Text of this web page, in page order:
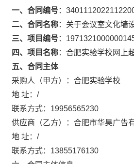
一、合同编号：
二、合同名称： 关于会议室文化墙
三、项目编号：
四、项目名称： 合肥实验学校网上
五、合同主体
采购人（甲方）： 合肥实验学校
地 址： /
联系方式： 19956565230
供应商（乙方）： 合肥市华昊广告
地 址： /
联系方式： 13855176130